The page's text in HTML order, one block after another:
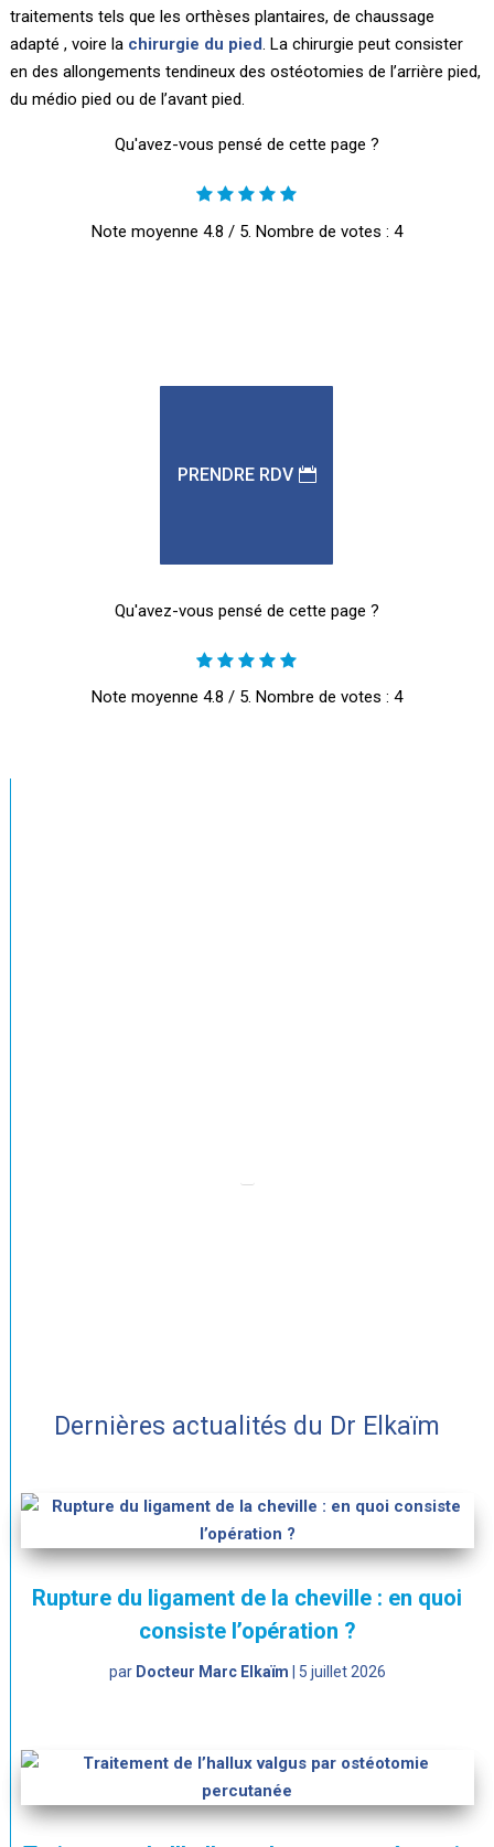
traitements tels que les orthèses plantaires, de chaussage
adapté , voire la chirurgie du pied. La chirurgie peut consister
en des allongements tendineux des ostéotomies de l’arrière pied,
du médio pied ou de l’avant pied.
Qu'avez-vous pensé de cette page ?
Note moyenne 4.8 / 5. Nombre de votes : 4
PRENDRE RDV
Qu'avez-vous pensé de cette page ?
Note moyenne 4.8 / 5. Nombre de votes : 4
Dernières actualités du Dr Elkaïm
Rupture du ligament de la cheville : en quoi
consiste l’opération ?
par Docteur Marc Elkaïm 5 juillet 2026